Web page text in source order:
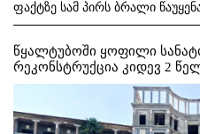
ფაქტზე სამ პირს ბრალი
წყალტუბოში ყოფილი
რეკონსტრუქცია კიდევ 2